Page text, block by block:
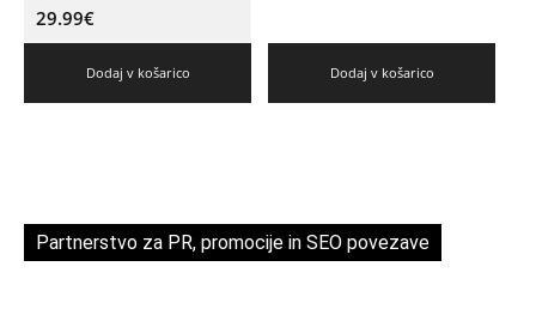
29.99€
Dodaj v košarico Dodaj v košarico
Partnerstvo za PR, promocije in SEO povezave